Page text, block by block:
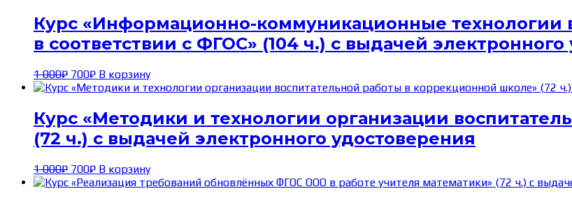
950₽.
Курс «Информационно-коммуникационные технологии
в соответствии с ФГОС» (104 ч.) с выдачей электронного
1 000₽ Первоначальная
цена
1 000₽.
700₽Текущая
цена:
В корзину
Курс «Методики и технологии организации
(72 ч.) с выдачей электронного удостоверения
1 000₽ Первоначальная
цена
700₽Текущая
цена:
В корзину